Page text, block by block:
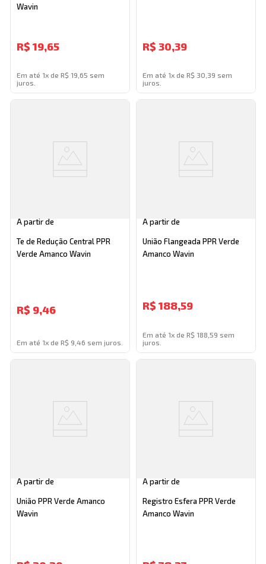
Wavin
R$ 19,65
Em até 1x de R$ 19,65 sem
juros.
R$ 30,39
Em até 1x de R$ 30,39 sem
juros.
Te de Redução Central PPR
Verde Amanco Wavin
A partir de
R$ 9,46
Em até 1x de R$ 9,46 sem juros.
União Flangeada PPR Verde
Amanco Wavin
A partir de
R$ 188,59
Em até 1x de R$ 188,59 sem
juros.
União PPR Verde Amanco
Wavin
A partir de
Registro Esfera PPR Verde
Amanco Wavin
A partir de